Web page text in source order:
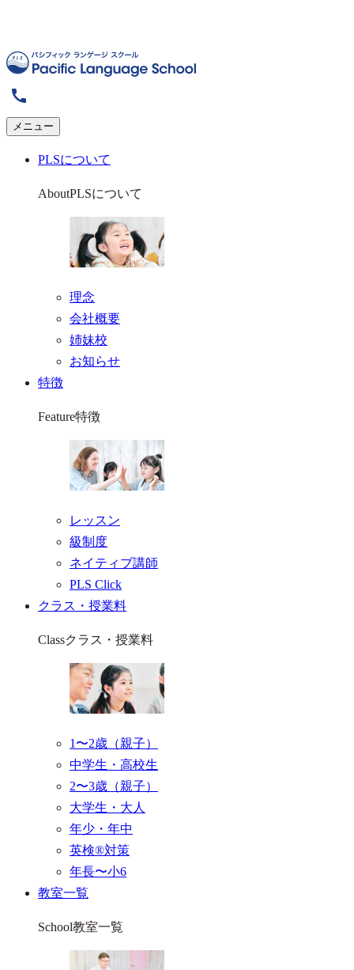
メニュー
PLSについて
AboutPLSについて
理念
会社概要
姉妹校
お知らせ
特徴
Feature特徴
レッスン
級制度
ネイティブ講師
PLS Click
クラス・授業料
Classクラス・授業料
1〜2歳（親子）
中学生・高校生
2〜3歳（親子）
大学生・大人
年少・年中
英検®対策
年長〜小6
教室一覧
School教室一覧